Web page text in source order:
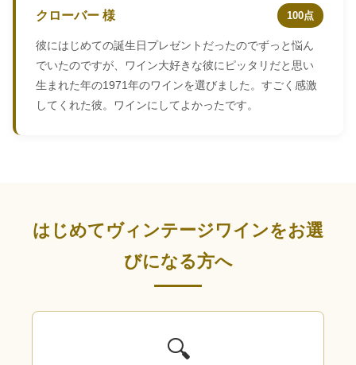
クローバー 様 100点
彼にはじめての誕生日プレゼントだったのでずっと悩ん
でいたのですが、ワイン大好きな彼にピッタリだと思い
生まれた年の1971年のワインを選びました。すごく感激
してくれた彼。ワインにしてよかったです。
はじめてヴィンテージワインをお選
びになる方へ
🔍